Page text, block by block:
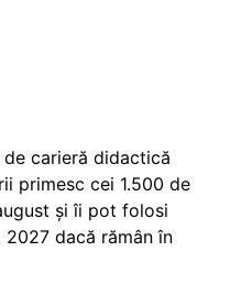
de carieră didactică
primesc cei 1.500 de
și îi pot folosi
2027 dacă rămân în